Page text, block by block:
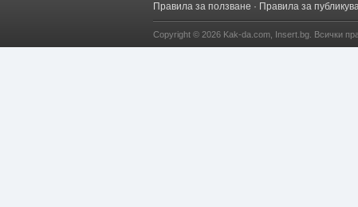
Правила за ползване · Правила за
Copyright © 2026 Kak-da.com Insert.bg . Всички